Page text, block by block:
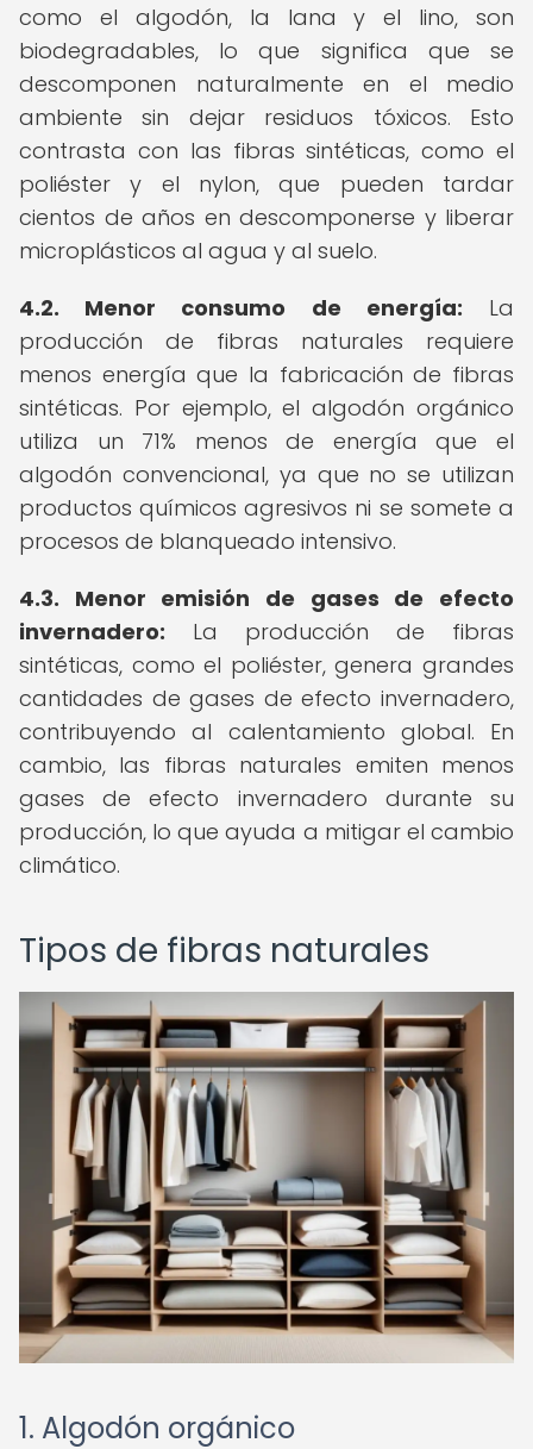
como el algodón, la lana y el lino, son
biodegradables, lo que significa que se
descomponen naturalmente en el medio
ambiente sin dejar residuos tóxicos. Esto
contrasta con las fibras sintéticas, como el
poliéster y el nylon, que pueden tardar
cientos de años en descomponerse y liberar
microplásticos al agua y al suelo.
4.2. Menor consumo de energía: La
producción de fibras naturales requiere
menos energía que la fabricación de fibras
sintéticas. Por ejemplo, el algodón orgánico
utiliza un 71% menos de energía que el
algodón convencional, ya que no se utilizan
productos químicos agresivos ni se somete a
procesos de blanqueado intensivo.
4.3. Menor emisión de gases de efecto
invernadero: La producción de fibras
sintéticas, como el poliéster, genera grandes
cantidades de gases de efecto invernadero,
contribuyendo al calentamiento global. En
cambio, las fibras naturales emiten menos
gases de efecto invernadero durante su
producción, lo que ayuda a mitigar el cambio
climático.
Tipos de fibras naturales
1. Algodón orgánico